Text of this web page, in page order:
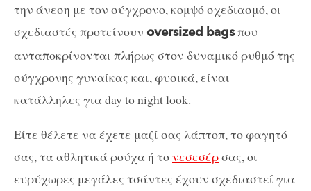
την άνεση με τον σύγχρονο, κομψό σχεδιασμό, οι
σχεδιαστές προτείνουν oversized bagsπου
ανταποκρίνονται πλήρως στον δυναμικό ρυθμό της
σύγχρονης γυναίκας και, φυσικά, είναι
κατάλληλες για day to night look.
Είτε θέλετε να έχετε μαζί σας λάπτοπ, το φαγητό
σας, τα αθλητικά ρούχα ή τονεσεσέρσας, οι
ευρύχωρες μεγάλες τσάντες έχουν σχεδιαστεί για